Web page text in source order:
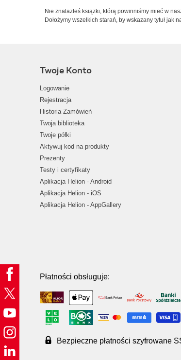
Nie znalazłeś książki, którą powinniśmy mieć w
Dołożymy wszelkich starań, by wskazany tytuł jak
Twoje Konto
Logowanie
Rejestracja
Historia Zamówień
Twoja biblioteka
Twoje półki
Aktywuj kod na produkty
Prezenty
Testy i certyfikaty
Aplikacja Helion - Android
Aplikacja Helion - iOS
Aplikacja Helion - AppGallery
Płatności obsługuje:
Bezpieczne płatności szyfrowane